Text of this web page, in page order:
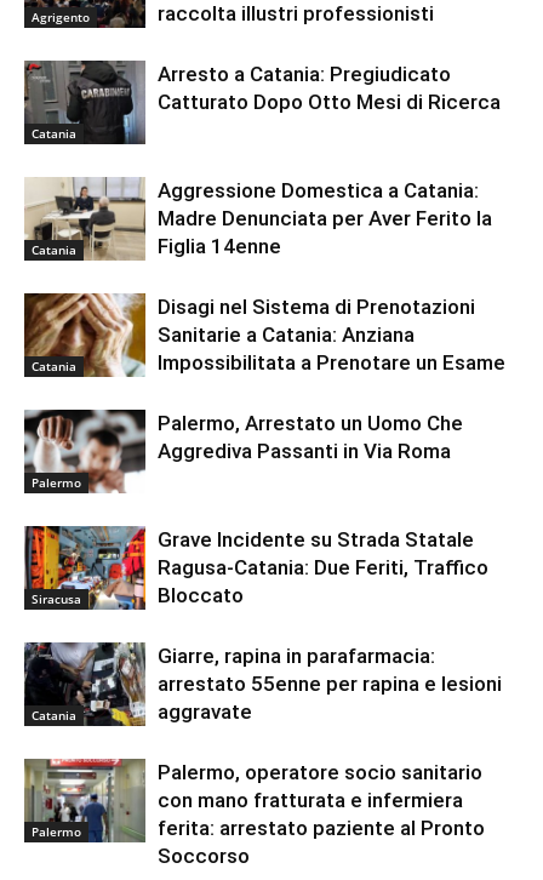
Agrigento
raccolta illustri professionisti
Catania
Arresto a Catania: Pregiudicato
Catturato Dopo Otto Mesi di Ricerca
Catania
Aggressione Domestica a Catania:
Madre Denunciata per Aver Ferito la
Figlia 14enne
Catania
Disagi nel Sistema di Prenotazioni
Sanitarie a Catania: Anziana
Impossibilitata a Prenotare un Esame
Palermo
Palermo, Arrestato un Uomo Che
Aggrediva Passanti in Via Roma
Siracusa
Grave Incidente su Strada Statale
Ragusa-Catania: Due Feriti, Traffico
Bloccato
Catania
Giarre, rapina in parafarmacia:
arrestato 55enne per rapina e lesioni
aggravate
Palermo
Palermo, operatore socio sanitario
con mano fratturata e infermiera
ferita: arrestato paziente al Pronto
Soccorso